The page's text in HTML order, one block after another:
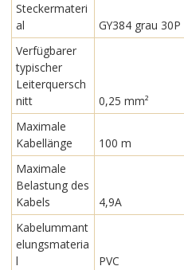
Steckermateri
al
GY384 grau 30P
Verfügbarer
typischer
Leiterquersch
nitt
0,25 mm²
Maximale
Kabellänge
100 m
Maximale
Belastung des
Kabels
4,9A
Kabelummant
elungsmateria
l
PVC